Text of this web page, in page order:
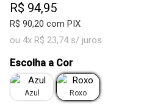
R$ 94,95
R$ 90,20 com PIX
ou 4x R$ 23,74 s/ juros
Escolha a Cor
Azul Roxo